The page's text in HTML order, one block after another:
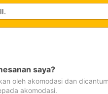
saya?
oleh akomodasi dan
akomodasi.